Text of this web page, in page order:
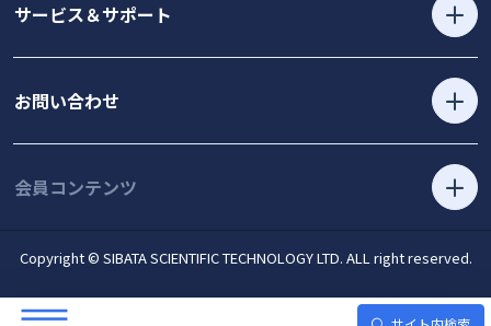
サービス＆サポート
お問い合わせ
会員コンテンツ
Copyright © SIBATA SCIENTIFIC TECHNOLOGY LTD. ALL right reserved.